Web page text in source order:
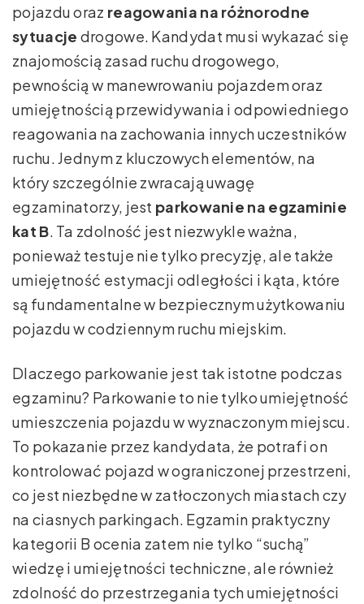
pojazdu oraz reagowania na różnorodne
sytuacje drogowe. Kandydat musi wykazać się
znajomością zasad ruchu drogowego,
pewnością w manewrowaniu pojazdem oraz
umiejętnością przewidywania i odpowiedniego
reagowania na zachowania innych uczestników
ruchu. Jednym z kluczowych elementów, na
który szczególnie zwracają uwagę
egzaminatorzy, jest parkowanie na egzaminie
kat B. Ta zdolność jest niezwykle ważna,
ponieważ testuje nie tylko precyzję, ale także
umiejętność estymacji odległości i kąta, które
są fundamentalne w bezpiecznym użytkowaniu
pojazdu w codziennym ruchu miejskim.
Dlaczego parkowanie jest tak istotne podczas
egzaminu? Parkowanie to nie tylko umiejętność
umieszczenia pojazdu w wyznaczonym miejscu.
To pokazanie przez kandydata, że potrafi on
kontrolować pojazd w ograniczonej przestrzeni,
co jest niezbędne w zatłoczonych miastach czy
na ciasnych parkingach. Egzamin praktyczny
kategorii B ocenia zatem nie tylko “suchą”
wiedzę i umiejętności techniczne, ale również
zdolność do przestrzegania tych umiejętności